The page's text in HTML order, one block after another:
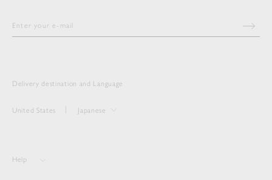
Delivery destination and Language
United States Japanese
Help